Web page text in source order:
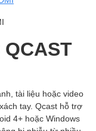
QCAST
tài liệu hoặc video
tay. Qcast hỗ trợ
4+ hoặc Windows